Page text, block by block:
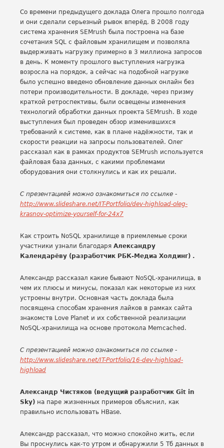
Со времени предыдущего доклада Олега прошло полгода
и они сделали серьезный рывок вперёд. В 2008 году
система хранения SEMrush была построена на базе
сочетания SQL с файловым хранилищем и позволяла
выдерживать нагрузку примерно в 3 миллиона запросов
в день. К моменту прошлого выступления нагрузка
возросла на порядок, а сейчас на подобной нагрузке
было успешно введено обновление данных онлайн без
потери производительности. В докладе, через призму
краткой ретроспективы, были освещены изменения
технологий обработки данных проекта SEMrush. В ходе
выступления был проведен обзор изменившихся
требований к системе, как в плане надёжности, так и
скорости реакции на запросы пользователей. Олег
рассказал как в рамках продуктов SEMrush используется
файловая база данных, с какими проблемами
оборудования они столкнулись и как их решали.
С презентацией можно ознакомиться по ссылке -
http://www.slideshare.net/IT-Portfolio/dev-highload-oleg-
krasnov-optimize-yourself-for-24x7
Как строить NoSQL хранилище в приемлемые сроки
участники узнали благодаря Александру
Календарёву (разработчик РБК-Медиа Холдинг) .
Александр рассказал какие бывают NoSQL-хранилища, в
чем их плюсы и минусы, показал как некоторые из них
устроены внутри. Основная часть доклада была
посвящена способам хранения лайков в рамках сайта
знакомств Love Planet и их собственной реализации
NoSQL-хранилища на основе протокола Memcached.
С презентацией можно ознакомиться по ссылке -
http://www.slideshare.net/IT-Portfolio/16-dev-highload-
highload
Александр Чистяков (ведущий разработчик Git in
Sky) на паре жизненных примеров объяснил, как
правильно использовать HBase.
Александр рассказал, что можно спокойно жить, если
Вы проснулись как-то утром и обнаружили 5 Тб данных в